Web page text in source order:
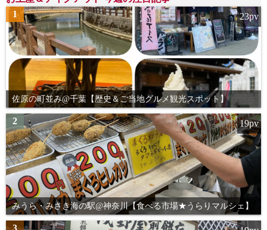
1
佐原の町並み@千葉【歴史＆ご当地グルメ観光スポット】
23pv
2
みうら・みさき海の駅@神奈川【食べる市場★うらりマルシェ】
19pv
3